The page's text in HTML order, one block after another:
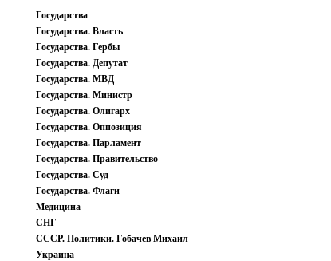
Государства
Государства. Власть
Государства. Гербы
Государства. Депутат
Государства. МВД
Государства. Министр
Государства. Олигарх
Государства. Оппозиция
Государства. Парламент
Государства. Правительство
Государства. Суд
Государства. Флаги
Медицина
СНГ
СССР. Политики. Гобачев Михаил
Украина